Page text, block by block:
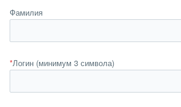
Фамилия
*Логин (минимум 3 символа)